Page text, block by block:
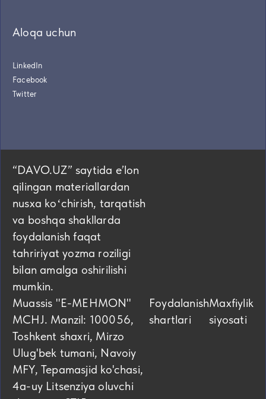
Aloqa uchun
LinkedIn
Facebook
Twitter
“DAVO.UZ” saytida eʼlon
qilingan materiallardan
nusxa koʻchirish, tarqatish
va boshqa shakllarda
foydalanish faqat
tahririyat yozma roziligi
bilan amalga oshirilishi
mumkin.
Muassis "E-MEHMON"
MCHJ. Manzil: 100056,
Toshkent shaxri, Mirzo
Ulug'bek tumani, Navoiy
MFY, Tepamasjid ko'chasi,
4а-uy Litsenziya oluvchi
Foydalanish
shartlari
Maxfiylik
siyosati